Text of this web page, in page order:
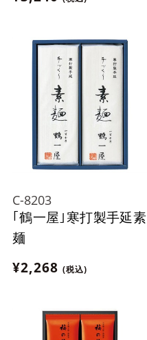
C-8203
｢鶴一屋｣寒打製手延素
麺
¥2,268 (税込)